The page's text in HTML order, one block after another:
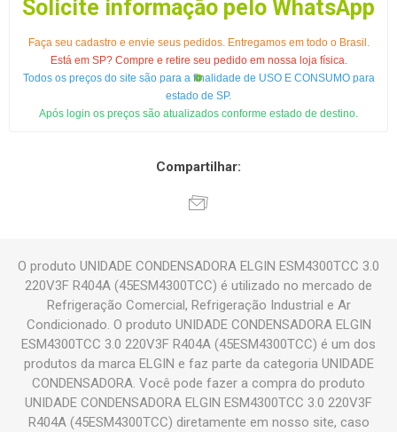
Solicite informação pelo WhatsApp
Faça seu cadastro e envie seus pedidos. Entregamos em todo o Brasil.
Está em SP? Compre e retire seu pedido em nossa loja física.
Todos os preços do site são para a finalidade de USO E CONSUMO para
estado de SP.
Após login os preços são atualizados conforme estado de destino.
Compartilhar:
O produto UNIDADE CONDENSADORA ELGIN ESM4300TCC 3.0
220V3F R404A (45ESM4300TCC) é utilizado no mercado de
Refrigeração Comercial, Refrigeração Industrial e Ar
Condicionado. O produto UNIDADE CONDENSADORA ELGIN
ESM4300TCC 3.0 220V3F R404A (45ESM4300TCC) é um dos
produtos da marca ELGIN e faz parte da categoria UNIDADE
CONDENSADORA. Você pode fazer a compra do produto
UNIDADE CONDENSADORA ELGIN ESM4300TCC 3.0 220V3F
R404A (45ESM4300TCC) diretamente em nosso site, caso